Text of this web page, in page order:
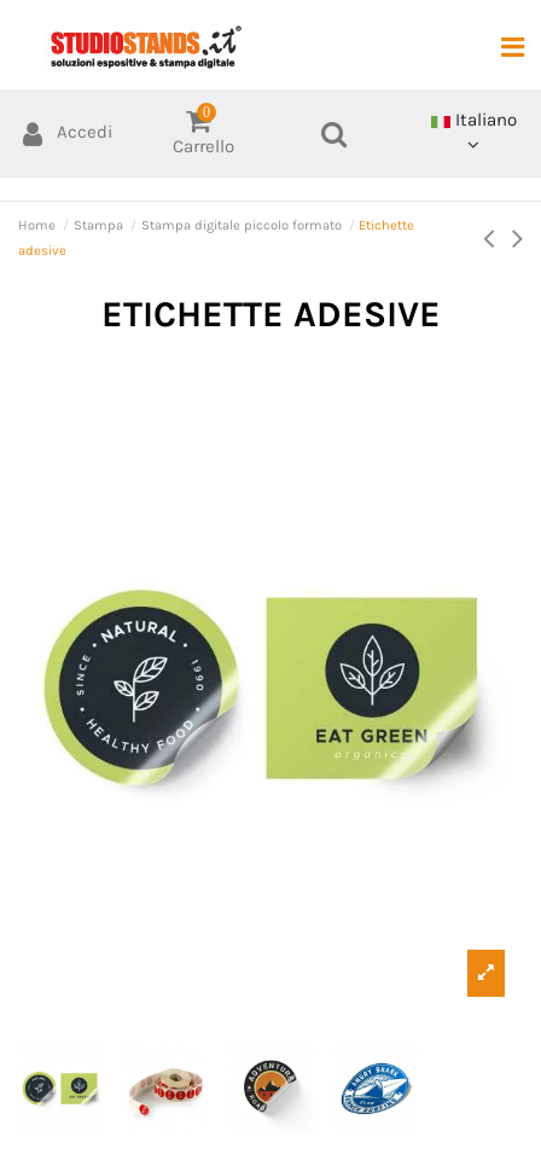
Accedi
0
Carrello
Italiano
Home Stampa Stampa digitale piccolo formato
Etichette
adesive
ETICHETTE ADESIVE